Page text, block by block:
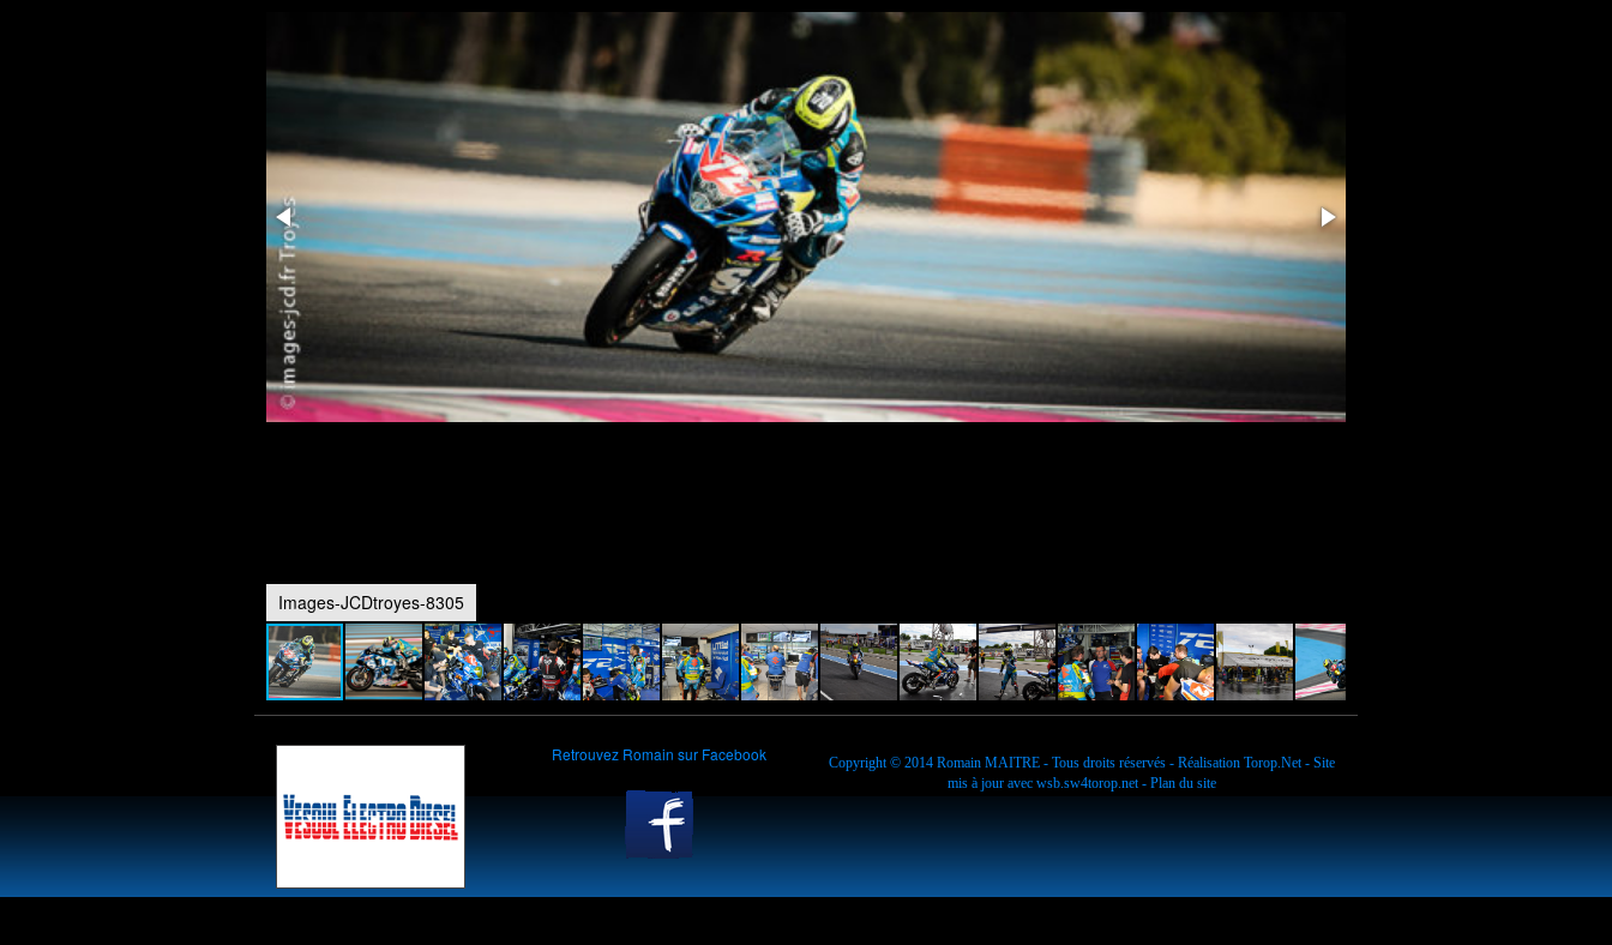
Images-JCDtroyes-8305
Retrouvez Romain sur Facebook Copyright © 2014 Romain MAITRE - Tous droits réservés - Réalisation Torop.Net - Site
mis à jour avec wsb.sw4torop.net - Plan du site